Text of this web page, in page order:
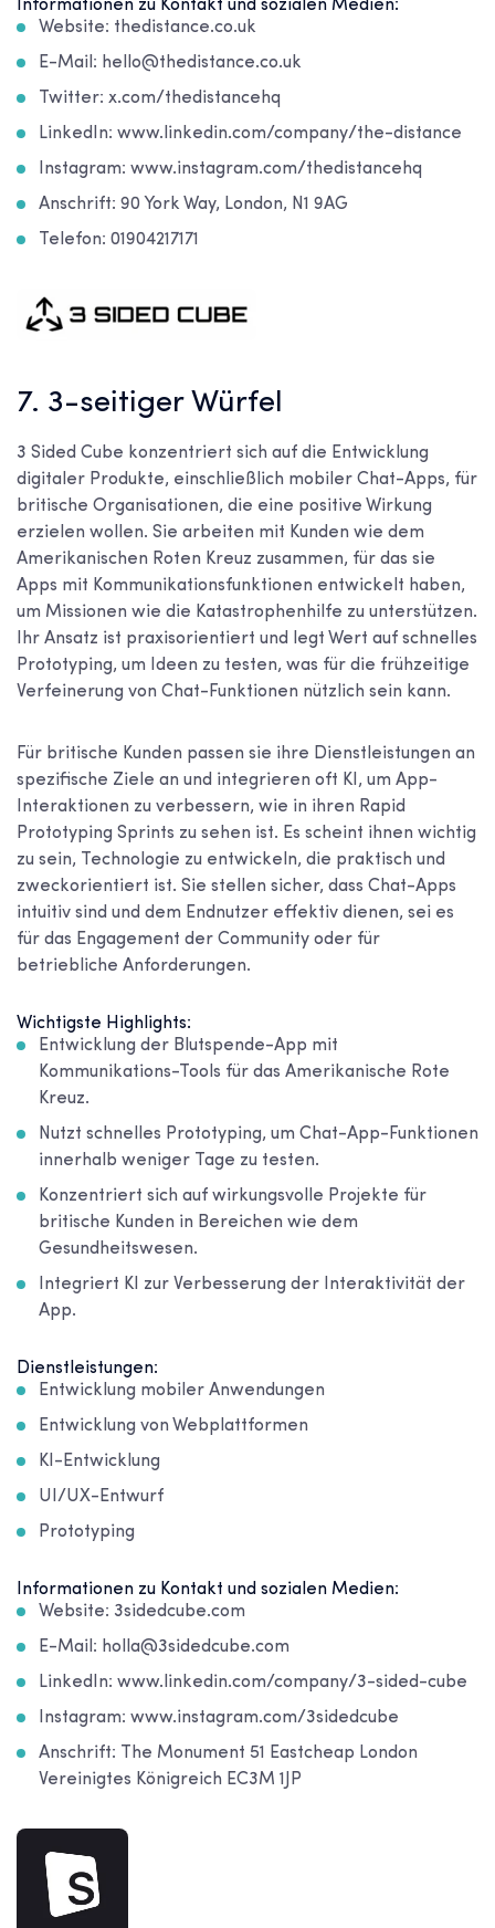
Informationen zu Kontakt und sozialen Medien:
Website: thedistance.co.uk
E-Mail: hello@thedistance.co.uk
Twitter: x.com/thedistancehq
LinkedIn: www.linkedin.com/company/the-distance
Instagram: www.instagram.com/thedistancehq
Anschrift: 90 York Way, London, N1 9AG
Telefon: 01904217171
7. 3-seitiger Würfel
3 Sided Cube konzentriert sich auf die Entwicklung
digitaler Produkte, einschließlich mobiler Chat-Apps, für
britische Organisationen, die eine positive Wirkung
erzielen wollen. Sie arbeiten mit Kunden wie dem
Amerikanischen Roten Kreuz zusammen, für das sie
Apps mit Kommunikationsfunktionen entwickelt haben,
um Missionen wie die Katastrophenhilfe zu unterstützen.
Ihr Ansatz ist praxisorientiert und legt Wert auf schnelles
Prototyping, um Ideen zu testen, was für die frühzeitige
Verfeinerung von Chat-Funktionen nützlich sein kann.
Für britische Kunden passen sie ihre Dienstleistungen an
spezifische Ziele an und integrieren oft KI, um App-
Interaktionen zu verbessern, wie in ihren Rapid
Prototyping Sprints zu sehen ist. Es scheint ihnen wichtig
zu sein, Technologie zu entwickeln, die praktisch und
zweckorientiert ist. Sie stellen sicher, dass Chat-Apps
intuitiv sind und dem Endnutzer effektiv dienen, sei es
für das Engagement der Community oder für
betriebliche Anforderungen.
Wichtigste Highlights:
Entwicklung der Blutspende-App mit
Kommunikations-Tools für das Amerikanische Rote
Kreuz.
Nutzt schnelles Prototyping, um Chat-App-Funktionen
innerhalb weniger Tage zu testen.
Konzentriert sich auf wirkungsvolle Projekte für
britische Kunden in Bereichen wie dem
Gesundheitswesen.
Integriert KI zur Verbesserung der Interaktivität der
App.
Dienstleistungen:
Entwicklung mobiler Anwendungen
Entwicklung von Webplattformen
KI-Entwicklung
UI/UX-Entwurf
Prototyping
Informationen zu Kontakt und sozialen Medien:
Website: 3sidedcube.com
E-Mail: holla@3sidedcube.com
LinkedIn: www.linkedin.com/company/3-sided-cube
Instagram: www.instagram.com/3sidedcube
Anschrift: The Monument 51 Eastcheap London
Vereinigtes Königreich EC3M 1JP